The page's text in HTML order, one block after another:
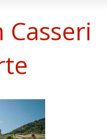
Casseri